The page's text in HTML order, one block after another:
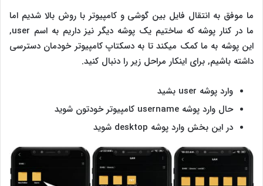
ما موفق به انتقال فایل بین گوشی و کامپیوتر با روش بالا شدیم اما
ما در کنار پوشه که ساختیم یک پوشه دیگر نیز داریم به اسم user,
این پوشه به ما کمک میکند تا به دسکتاپ کامپیوتر خودمان دسترسی
داشته باشیم, برای اینکار مراحل زیر را دنبال کنید.
وارد پوشه user بشید
حال وارد پوشه username کامپیوتر خودتون شوید
در این بخش وارد پوشه desktop شوید